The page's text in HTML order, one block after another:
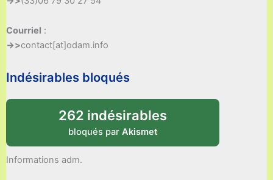
Courriel :
->>contact[at]odam.info
Indésirables bloqués
262 indésirables
bloqués par Akismet
Informations adm.